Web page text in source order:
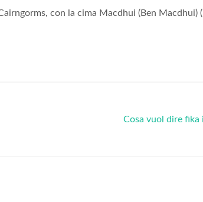
con la cima Macdhui (Ben Macdhui)
Cosa vuol dire fika